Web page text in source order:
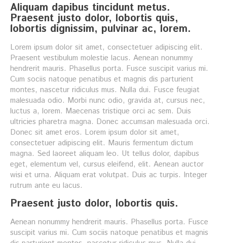
Aliquam dapibus tincidunt metus.
Praesent justo dolor, lobortis quis,
lobortis dignissim, pulvinar ac, lorem.
Lorem ipsum dolor sit amet, consectetuer adipiscing elit.
Praesent vestibulum molestie lacus. Aenean nonummy
hendrerit mauris. Phasellus porta. Fusce suscipit varius mi.
Cum sociis natoque penatibus et magnis dis parturient
montes, nascetur ridiculus mus. Nulla dui. Fusce feugiat
malesuada odio. Morbi nunc odio, gravida at, cursus nec,
luctus a, lorem. Maecenas tristique orci ac sem. Duis
ultricies pharetra magna. Donec accumsan malesuada orci.
Donec sit amet eros. Lorem ipsum dolor sit amet,
consectetuer adipiscing elit. Mauris fermentum dictum
magna. Sed laoreet aliquam leo. Ut tellus dolor, dapibus
eget, elementum vel, cursus eleifend, elit. Aenean auctor
wisi et urna. Aliquam erat volutpat. Duis ac turpis. Integer
rutrum ante eu lacus.
Praesent justo dolor, lobortis quis.
Aenean nonummy hendrerit mauris. Phasellus porta. Fusce
suscipit varius mi. Cum sociis natoque penatibus et magnis